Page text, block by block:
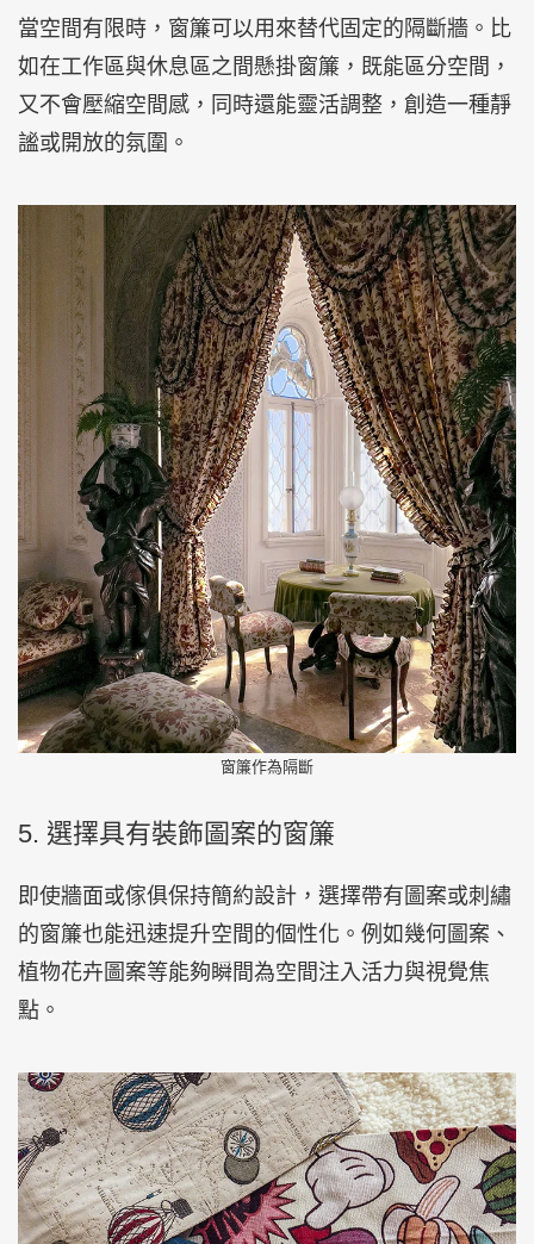
當空間有限時，窗簾可以用來替代固定的隔斷牆。比
如在工作區與休息區之間懸掛窗簾，既能區分空間，
又不會壓縮空間感，同時還能靈活調整，創造一種靜
謐或開放的氛圍。
窗簾作為隔斷
5. 選擇具有裝飾圖案的窗簾
即使牆面或傢俱保持簡約設計，選擇帶有圖案或刺繡
的窗簾也能迅速提升空間的個性化。例如幾何圖案、
植物花卉圖案等能夠瞬間為空間注入活力與視覺焦
點。